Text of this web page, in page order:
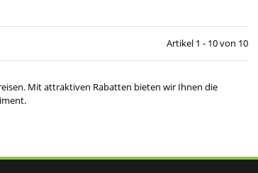
Artikel 1 - 10 von 10
Mit attraktiven Rabatten bieten wir Ihnen die